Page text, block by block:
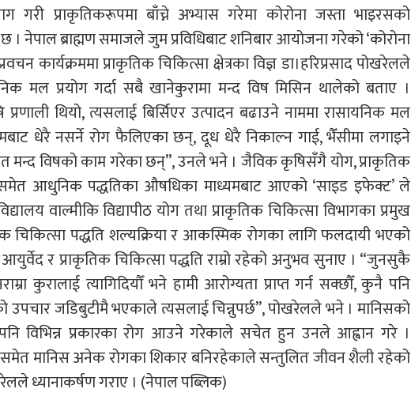
गरी प्राकृतिकरूपमा बाँच्ने अभ्यास गरेमा कोरोना जस्ता भाइरसको
नेपाल ब्राह्मण समाजले जुम प्रविधिबाट शनिबार आयोजना गरेको ‘कोरोना
कार्यक्रममा प्राकृतिक चिकित्सा क्षेत्रका विज्ञ डा।हरिप्रसाद पोखरेलले
मल प्रयोग गर्दा सबै खानेकुरामा मन्द विष मिसिन थालेको बताए ।
थियो, त्यसलाई बिर्सिएर उत्पादन बढाउने नाममा रासायनिक मल
धेरै नसर्ने रोग फैलिएका छन्, दूध धेरै निकाल्न गाई, भैँसीमा लगाइने
मन्द विषको काम गरेका छन्”, उनले भने । जैविक कृषिसँगै योग, प्राकृतिक
आधुनिक पद्धतिका औषधिका माध्यमबाट आएको ‘साइड इफेक्ट’ ले
वाल्मीकि विद्यापीठ योग तथा प्राकृतिक चिकित्सा विभागका प्रमुख
पद्धति शल्यक्रिया र आकस्मिक रोगका लागि फलदायी भएको
र प्राकृतिक चिकित्सा पद्धति राम्रो रहेको अनुभव सुनाए । “जुनसुकै
कुरालाई त्यागिदियौँ भने हामी आरोग्यता प्राप्त गर्न सक्छौँ, कुनै पनि
उपचार जडिबुटीमै भएकाले त्यसलाई चिन्नुपर्छ”, पोखरेलले भने । मानिसको
विभिन्न प्रकारका रोग आउने गरेकाले सचेत हुन उनले आह्वान गरे ।
मानिस अनेक रोगका शिकार बनिरहेकाले सन्तुलित जीवन शैली रहेको
ध्यानाकर्षण गराए । (नेपाल पब्लिक)